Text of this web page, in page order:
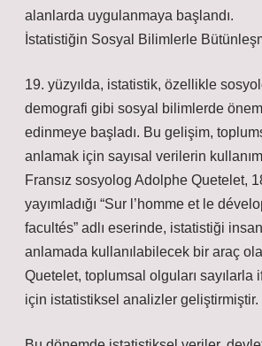
alanlarda uygulanmaya başlandı.
İstatistiğin Sosyal Bilimlerle
19. yüzyılda, istatistik, özellikle
demografi gibi sosyal bilimlerde
edinmeye başladı. Bu gelişim,
anlamak için sayısal verilerin
Fransız sosyolog Adolphe Quetelet,
yayımladığı “Sur l’homme et le
facultés” adlı eserinde, istatistiği insan
anlamada kullanılabilecek bir araç
Quetelet, toplumsal olguları sayılarla
için istatistiksel analizler geliştirmiştir.